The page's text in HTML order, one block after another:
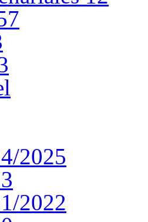
2025
2022